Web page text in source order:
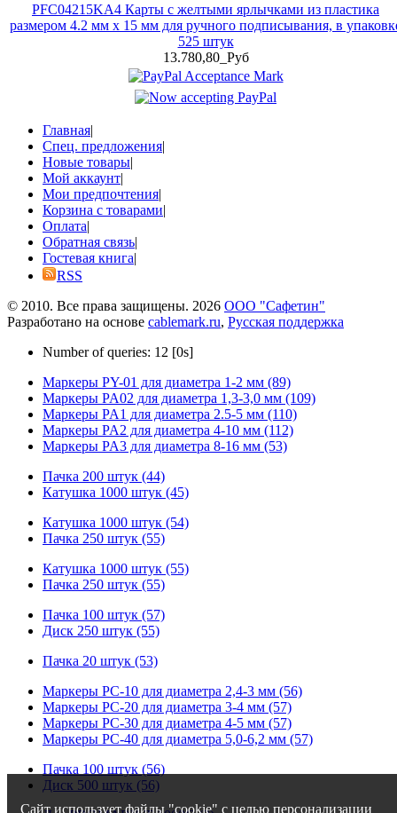
PFC04215KA4 Карты с желтыми ярлычками из пластика
размером 4.2 мм x 15 мм для ручного подписывания, в
525 штук
13.780,80_Руб
Главная|
Спец. предложения|
Новые товары|
Мой аккаунт|
Мои предпочтения|
Корзина с товарами|
Оплата|
Обратная связь|
Гостевая книга|
RSS
© 2010. Все права защищены. 2026 ООО "Сафетин"
Разработано на основе cablemark.ru, Русская поддержка
Сайт использует файлы "cookie" с целью персонализации
Number of queries: 12 [0s]
Маркеры PY-01 для диаметра 1-2 мм (89)
Маркеры PA02 для диаметра 1,3-3,0 мм (109)
Маркеры PA1 для диаметра 2.5-5 мм (110)
Маркеры PA2 для диаметра 4-10 мм (112)
Маркеры PA3 для диаметра 8-16 мм (53)
Пачка 200 штук (44)
Катушка 1000 штук (45)
Катушка 1000 штук (54)
Пачка 250 штук (55)
Катушка 1000 штук (55)
Пачка 250 штук (55)
Пачка 100 штук (57)
Диск 250 штук (55)
Пачка 20 штук (53)
Маркеры PC-10 для диаметра 2,4-3 мм (56)
Маркеры PC-20 для диаметра 3-4 мм (57)
Маркеры PC-30 для диаметра 4-5 мм (57)
Маркеры PC-40 для диаметра 5,0-6,2 мм (57)
Пачка 100 штук (56)
Диск 500 штук (56)